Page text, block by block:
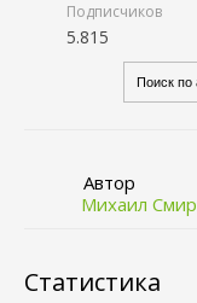
Подписчиков
5.815
Автор
Михаил
Статистика